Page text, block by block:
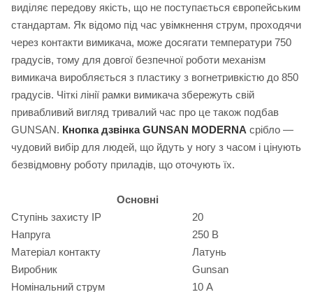
виділяє передову якість, що не поступається європейським
стандартам. Як відомо під час увімкнення струм, проходячи
через контакти вимикача, може досягати температури 750
градусів, тому для довгої безпечної роботи механізм
вимикача виробляється з пластику з вогнетривкістю до 850
градусів. Чіткі лінії рамки вимикача збережуть свій
привабливий вигляд тривалий час про це також подбав
GUNSAN. Кнопка дзвінка GUNSAN MODERNA срібло —
чудовий вибір для людей, що йдуть у ногу з часом і цінують
безвідмовну роботу приладів, що оточують їх.
Основні
Ступінь захисту IP
20
Напруга
250 В
Матеріал контакту
Латунь
Виробник
Gunsan
Номінальний струм
10 А